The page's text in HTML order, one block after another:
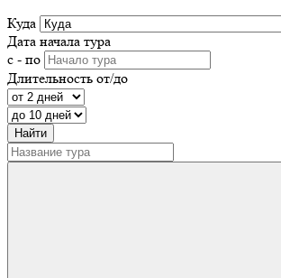
Куда
Дата начала тура
с - по
Длительность от/до